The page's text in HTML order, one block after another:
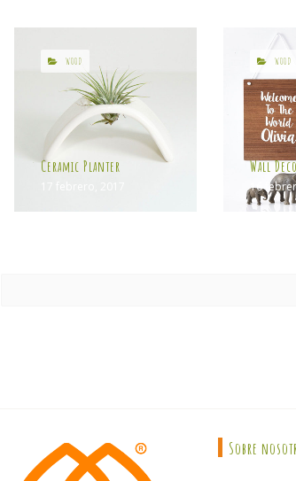
Ceramic Planter
WOOD
16
Wall
WOOD
Sobre